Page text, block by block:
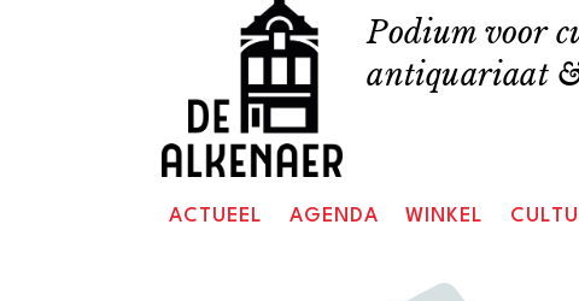
Podium voor
antiquariaat &
ACTUEEL AGENDA WINKEL